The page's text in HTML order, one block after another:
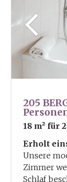
205
18 m² für
Erholt
Unsere
Zimmer
Schlaf